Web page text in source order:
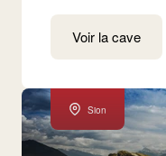
Voir la cave
Sion